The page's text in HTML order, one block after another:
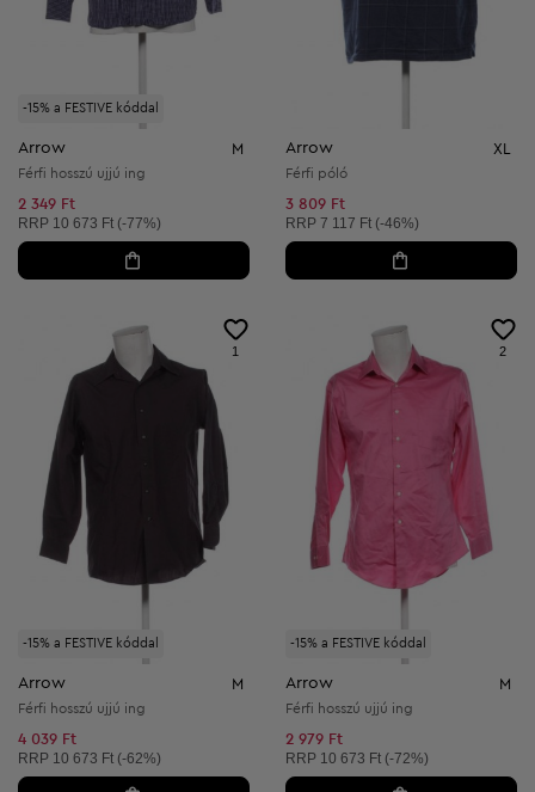
-15% a FESTIVE kóddal
Arrow M
Férfi hosszú ujjú ing
2 349 Ft
Ajánlott ár:
RRP 10 673 Ft (-77%)
Arrow XL
Férfi póló
3 809 Ft
Ajánlott ár:
RRP 7 117 Ft (-46%)
-15% a FESTIVE kóddal
1
Arrow M
Férfi hosszú ujjú ing
4 039 Ft
Ajánlott ár:
RRP 10 673 Ft (-62%)
-15% a FESTIVE kóddal
2
Arrow M
Férfi hosszú ujjú ing
2 979 Ft
Ajánlott ár:
RRP 10 673 Ft (-72%)